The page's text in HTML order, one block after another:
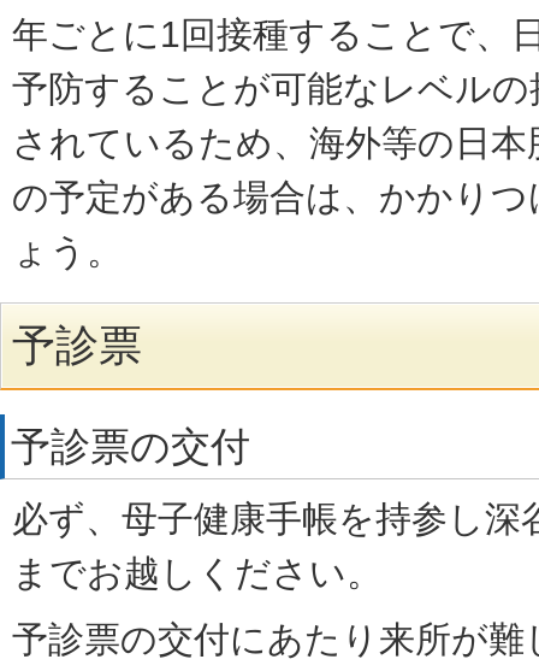
年ごとに1回接種することで、
予防することが可能なレベル
されているため、海外等の日
の予定がある場合は、かかり
ょう。
予診票
予診票の交付
必ず、 母子健康手帳を持参し深
までお越しください。
予診票の交付にあたり来所が難